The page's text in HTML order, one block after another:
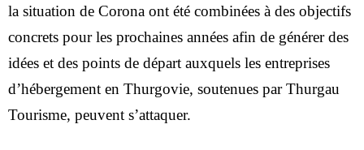
la situation de Corona ont été combinées à des objectifs
concrets pour les prochaines années afin de générer des
idées et des points de départ auxquels les entreprises
d’hébergement en Thurgovie, soutenues par Thurgau
Tourisme, peuvent s’attaquer.